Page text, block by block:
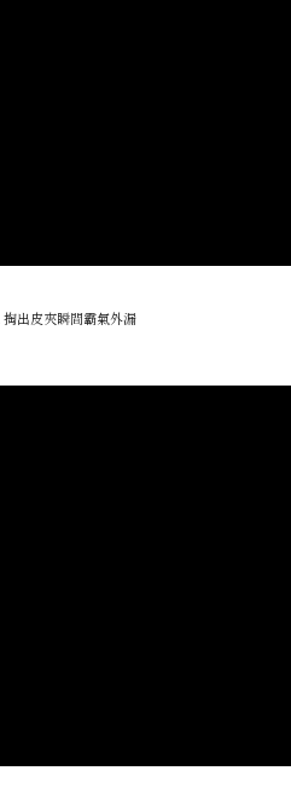
掏出皮夾瞬間霸氣外漏